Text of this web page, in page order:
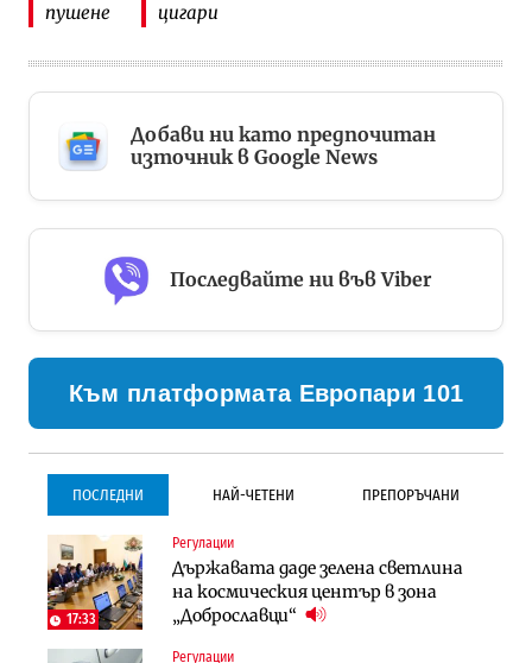
пушене цигари
Добави ни като предпочитан
източник в Google News
Последвайте ни във Viber
Към платформата Европари 101
ПОСЛЕДНИ НАЙ-ЧЕТЕНИ ПРЕПОРЪЧАНИ
17:33
Регулации
Държавата даде зелена светлина
на космическия център в зона
„Доброславци“
Регулации
Инфраструктура
Проектирането на тунела под
Петрохан ще върви паралелно с
екологичните оценки
Инфраструктура
Инфраструктура
Проектирането на тунела под
Петрохан ще върви паралелно с
екологичните оценки
Компании